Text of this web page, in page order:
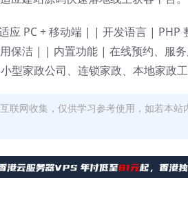
应 PC + 移动端 | | 开发语言 |
保洁 | | 内置功能 | 在线预约、服
型家政公司、连锁家政、本地家政
联网收集，仅供学习参考使用，如若本